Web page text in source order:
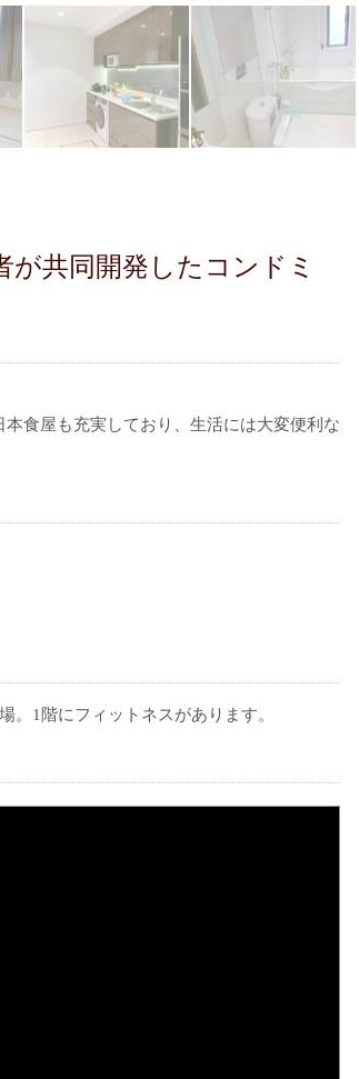
が共同開発したコンドミ
食屋も充実しており、生活には大変便利な
。1階にフィットネスがあります。